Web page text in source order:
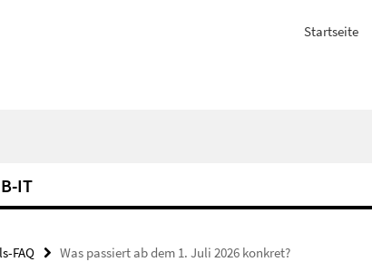
Startseite
IT
FAQ Was passiert ab dem 1. Juli 2026 konkret?